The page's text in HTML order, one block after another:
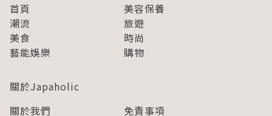
首頁
美容保養
潮流
旅遊
美食
時尚
藝能娛樂
購物
關於Japaholic
關於我們
免責事項